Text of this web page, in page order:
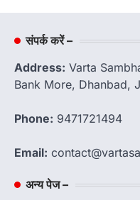
संपर्क करें –
Address: Varta
Bank More, Dhanbad,
Phone: 9471721494
Email:
अन्य पेज –